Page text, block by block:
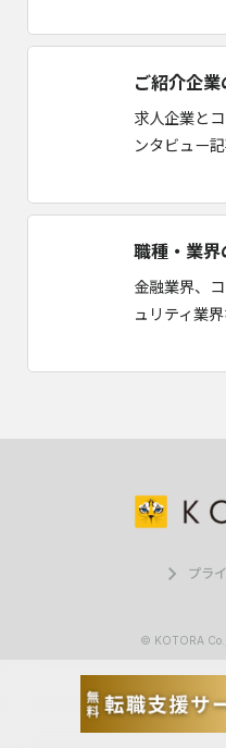
ご紹介企
求人企業と
ンタビュー
職種・業
金融業界、
ュリティ業
プラ
© KOTORA